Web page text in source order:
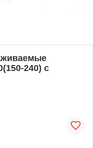
240) с